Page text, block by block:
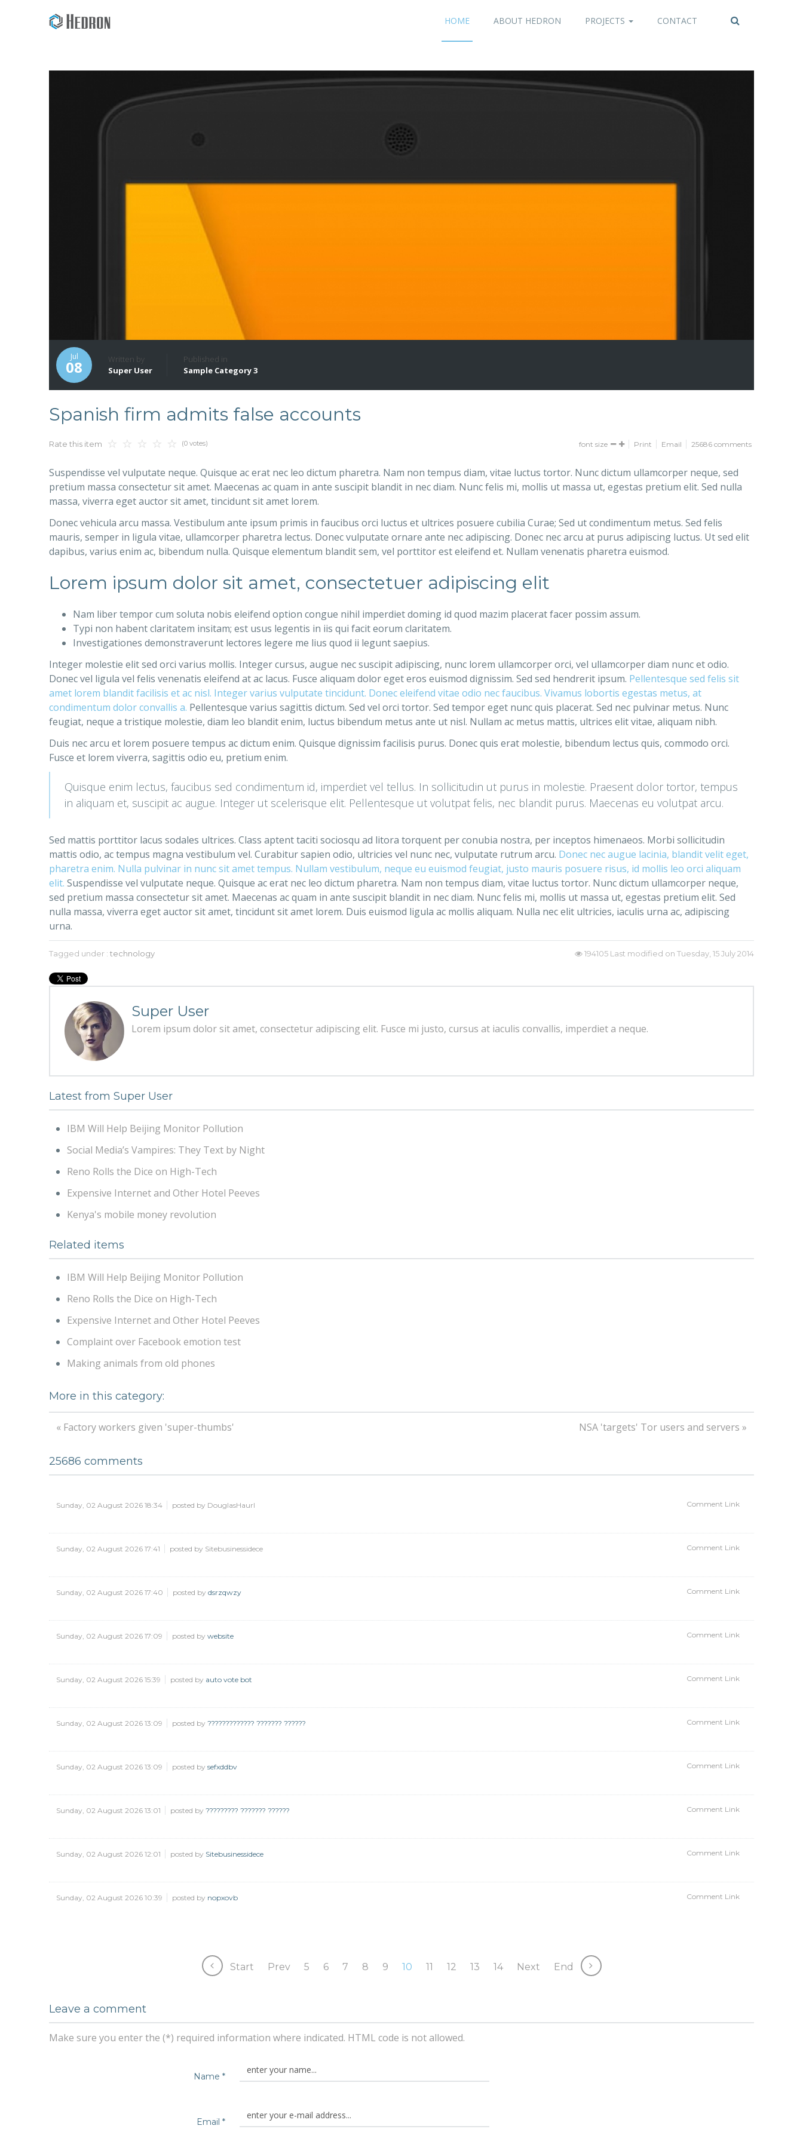
HOME ABOUT HEDRON PROJECTS CONTACT
Jul
08
Written by
Super User
Published in
Sample Category 3
Spanish firm admits false accounts
Rate this item (0 votes) font size Print Email 25686 comments
Suspendisse vel vulputate neque. Quisque ac erat nec leo dictum pharetra. Nam non tempus diam, vitae luctus tortor. Nunc dictum ullamcorper neque, sed
pretium massa consectetur sit amet. Maecenas ac quam in ante suscipit blandit in nec diam. Nunc felis mi, mollis ut massa ut, egestas pretium elit. Sed nulla
massa, viverra eget auctor sit amet, tincidunt sit amet lorem.
Donec vehicula arcu massa. Vestibulum ante ipsum primis in faucibus orci luctus et ultrices posuere cubilia Curae; Sed ut condimentum metus. Sed felis
mauris, semper in ligula vitae, ullamcorper pharetra lectus. Donec vulputate ornare ante nec adipiscing. Donec nec arcu at purus adipiscing luctus. Ut sed elit
dapibus, varius enim ac, bibendum nulla. Quisque elementum blandit sem, vel porttitor est eleifend et. Nullam venenatis pharetra euismod.
Lorem ipsum dolor sit amet, consectetuer adipiscing elit
Nam liber tempor cum soluta nobis eleifend option congue nihil imperdiet doming id quod mazim placerat facer possim assum.
Typi non habent claritatem insitam; est usus legentis in iis qui facit eorum claritatem.
Investigationes demonstraverunt lectores legere me lius quod ii legunt saepius.
Integer molestie elit sed orci varius mollis. Integer cursus, augue nec suscipit adipiscing, nunc lorem ullamcorper orci, vel ullamcorper diam nunc et odio.
Donec vel ligula vel felis venenatis eleifend at ac lacus. Fusce aliquam dolor eget eros euismod dignissim. Sed sed hendrerit ipsum. Pellentesque sed felis sit
amet lorem blandit facilisis et ac nisl. Integer varius vulputate tincidunt. Donec eleifend vitae odio nec faucibus. Vivamus lobortis egestas metus, at
condimentum dolor convallis a. Pellentesque varius sagittis dictum. Sed vel orci tortor. Sed tempor eget nunc quis placerat. Sed nec pulvinar metus. Nunc
feugiat, neque a tristique molestie, diam leo blandit enim, luctus bibendum metus ante ut nisl. Nullam ac metus mattis, ultrices elit vitae, aliquam nibh.
Duis nec arcu et lorem posuere tempus ac dictum enim. Quisque dignissim facilisis purus. Donec quis erat molestie, bibendum lectus quis, commodo orci.
Fusce et lorem viverra, sagittis odio eu, pretium enim.
Quisque enim lectus, faucibus sed condimentum id, imperdiet vel tellus. In sollicitudin ut purus in molestie. Praesent dolor tortor, tempus
in aliquam et, suscipit ac augue. Integer ut scelerisque elit. Pellentesque ut volutpat felis, nec blandit purus. Maecenas eu volutpat arcu.
Sed mattis porttitor lacus sodales ultrices. Class aptent taciti sociosqu ad litora torquent per conubia nostra, per inceptos himenaeos. Morbi sollicitudin
mattis odio, ac tempus magna vestibulum vel. Curabitur sapien odio, ultricies vel nunc nec, vulputate rutrum arcu. Donec nec augue lacinia, blandit velit eget,
pharetra enim. Nulla pulvinar in nunc sit amet tempus. Nullam vestibulum, neque eu euismod feugiat, justo mauris posuere risus, id mollis leo orci aliquam
elit. Suspendisse vel vulputate neque. Quisque ac erat nec leo dictum pharetra. Nam non tempus diam, vitae luctus tortor. Nunc dictum ullamcorper neque,
sed pretium massa consectetur sit amet. Maecenas ac quam in ante suscipit blandit in nec diam. Nunc felis mi, mollis ut massa ut, egestas pretium elit. Sed
nulla massa, viverra eget auctor sit amet, tincidunt sit amet lorem. Duis euismod ligula ac mollis aliquam. Nulla nec elit ultricies, iaculis urna ac, adipiscing
urna.
Tagged under : technology 194105 Last modified on Tuesday, 15 July 2014
Super User
Lorem ipsum dolor sit amet, consectetur adipiscing elit. Fusce mi justo, cursus at iaculis convallis, imperdiet a neque.
Latest from Super User
IBM Will Help Beijing Monitor Pollution
Social Media’s Vampires: They Text by Night
Reno Rolls the Dice on High-Tech
Expensive Internet and Other Hotel Peeves
Kenya's mobile money revolution
Related items
IBM Will Help Beijing Monitor Pollution
Reno Rolls the Dice on High-Tech
Expensive Internet and Other Hotel Peeves
Complaint over Facebook emotion test
Making animals from old phones
More in this category:
« Factory workers given 'super-thumbs' NSA 'targets' Tor users and servers »
25686 comments
Sunday, 02 August 2026 18:34 posted by DouglasHaurl Comment Link
Sunday, 02 August 2026 17:41 posted by Sitebusinessidece Comment Link
Sunday, 02 August 2026 17:40 posted by dsrzqwzy Comment Link
Sunday, 02 August 2026 17:09 posted by website Comment Link
Sunday, 02 August 2026 15:39 posted by auto vote bot Comment Link
Sunday, 02 August 2026 13:09 posted by ????????????? ??????? ?????? Comment Link
Sunday, 02 August 2026 13:09 posted by sefxddbv Comment Link
Sunday, 02 August 2026 13:01 posted by ????????? ??????? ?????? Comment Link
Sunday, 02 August 2026 12:01 posted by Sitebusinessidece Comment Link
Sunday, 02 August 2026 10:39 posted by nopxovb Comment Link
Start Prev 5 6 7 8 9 10 11 12 13 14 Next End
Leave a comment
Make sure you enter the (*) required information where indicated. HTML code is not allowed.
Name *
Email *